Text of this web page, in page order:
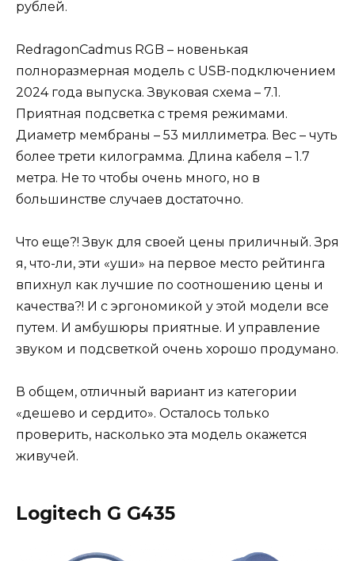
рублей.
RedragonCadmus RGB – новенькая
полноразмерная модель с USB-подключением
2024 года выпуска. Звуковая схема – 7.1.
Приятная подсветка с тремя режимами.
Диаметр мембраны – 53 миллиметра. Вес – чуть
более трети килограмма. Длина кабеля – 1.7
метра. Не то чтобы очень много, но в
большинстве случаев достаточно.
Что еще?! Звук для своей цены приличный. Зря
я, что-ли, эти «уши» на первое место рейтинга
впихнул как лучшие по соотношению цены и
качества?! И с эргономикой у этой модели все
путем. И амбушюры приятные. И управление
звуком и подсветкой очень хорошо продумано.
В общем, отличный вариант из категории
«дешево и сердито». Осталось только
проверить, насколько эта модель окажется
живучей.
Logitech G G435